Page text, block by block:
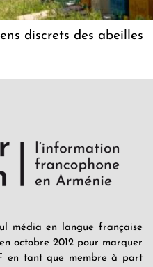
discrets des abeilles
média en langue française
octobre 2012 pour marquer
en tant que membre à part